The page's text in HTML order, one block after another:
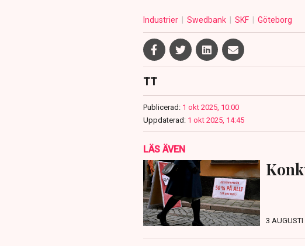
Industrier Swedbank SKF Göteborg
TT
Publicerad: 1 okt 2025, 10:00
Uppdaterad: 1 okt 2025, 14:45
LÄS ÄVEN
3 AUGUSTI